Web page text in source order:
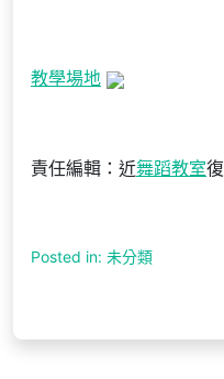
教學場地
責任編輯：近舞蹈教室復
Posted in: 未分類